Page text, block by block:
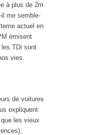
à plus de 2m
me semble-
actuel en
émisent
TDi sont
vies.
de voitures
expliquent
les vieux